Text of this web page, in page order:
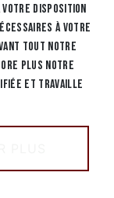
votre disposition
à votre
tout notre
plus notre
et travaille